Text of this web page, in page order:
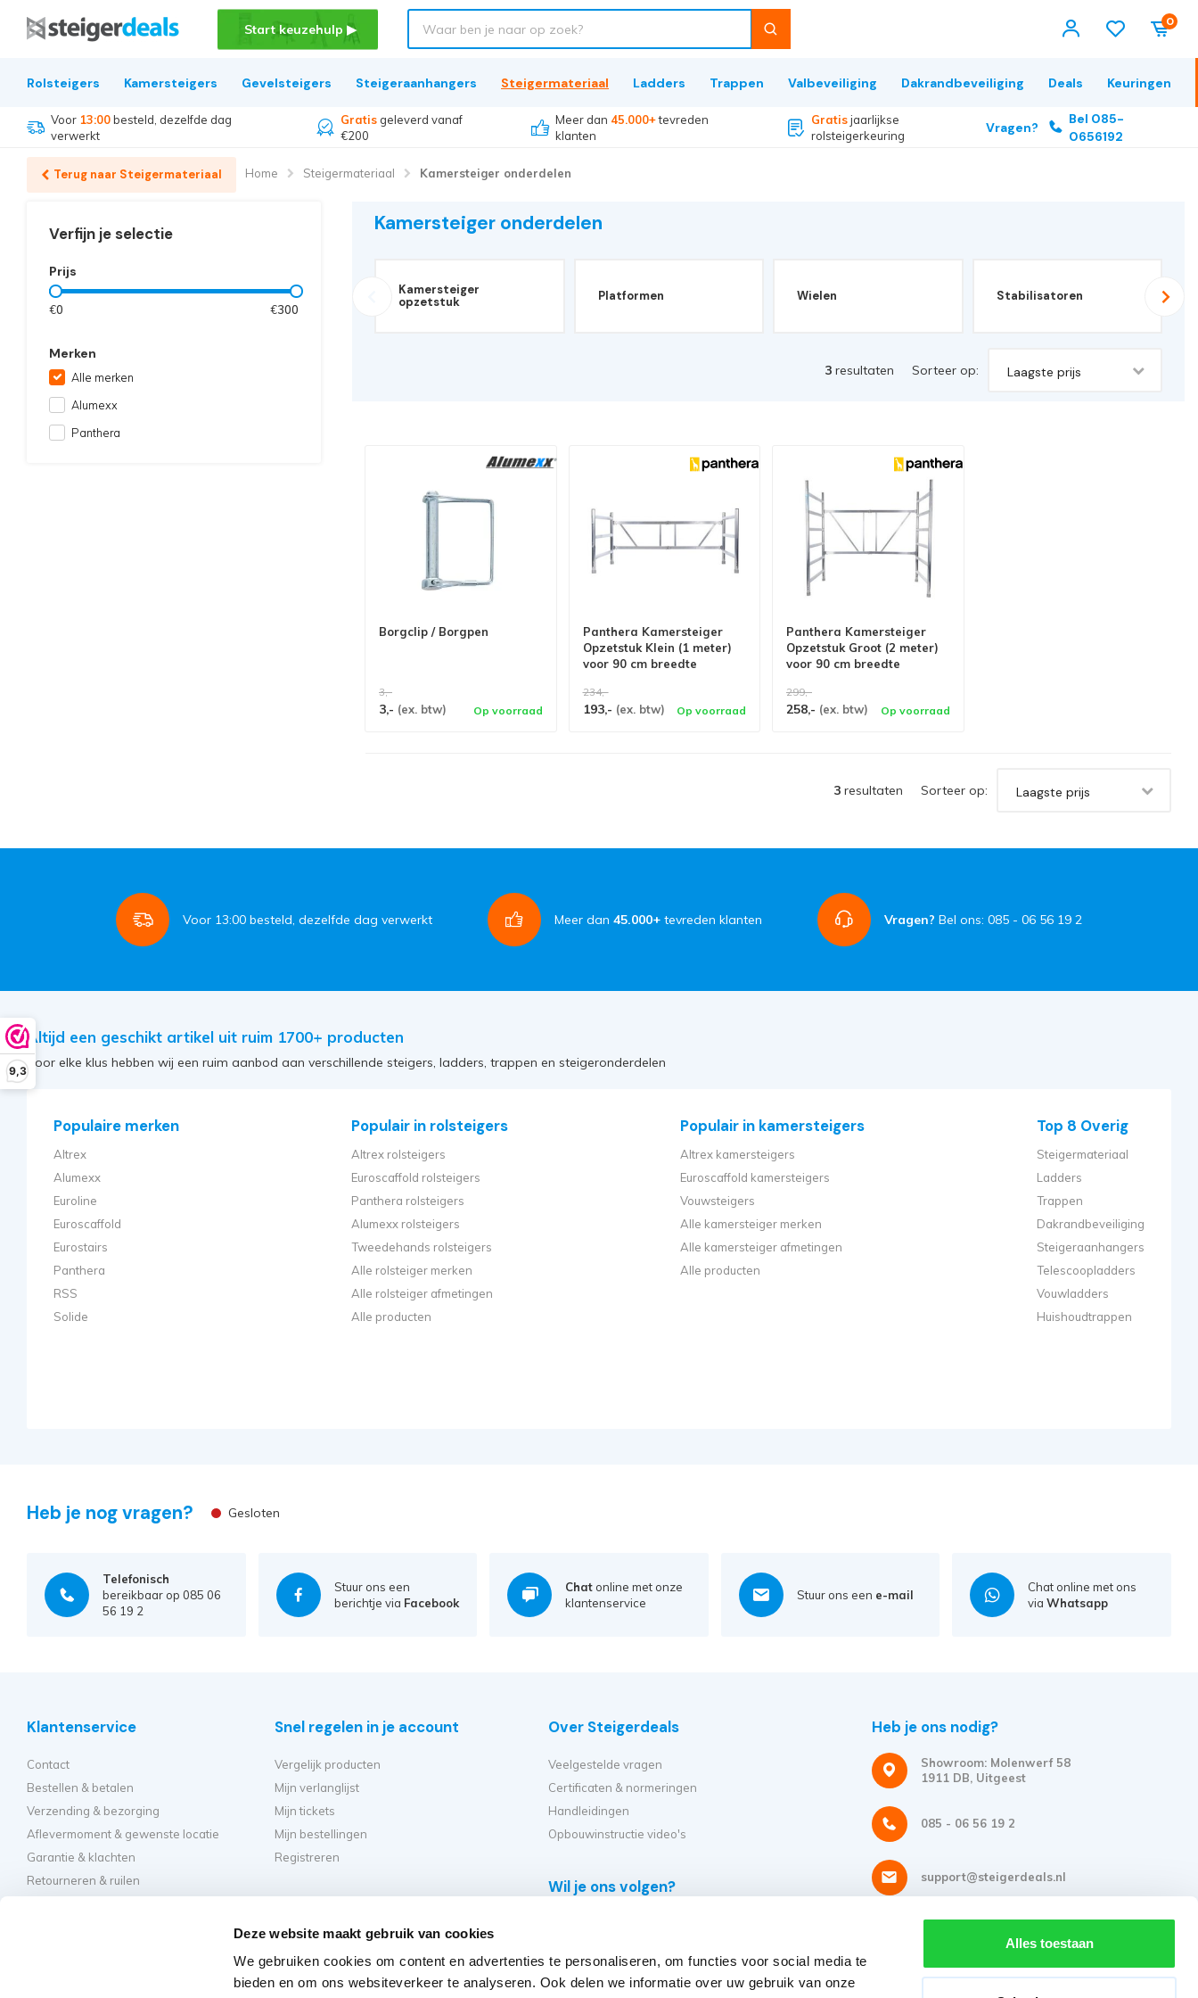
Deze website maakt gebruik van cookies
We gebruiken cookies om content en advertenties te personaliseren, om functies voor social media te
bieden en om ons websiteverkeer te analyseren. Ook delen we informatie over uw gebruik van onze
Alles toestaan
9,3
Start keuzehulp ▶ 0
Rolsteigers Kamersteigers Gevelsteigers Steigeraanhangers Steigermateriaal Ladders Trappen Valbeveiliging Dakrandbeveiliging Deals Keuringen
Voor 13:00besteld, dezelfde dag
verwerkt
Gratis geleverd vanaf
€200
Meer dan 45.000+tevreden
klanten
Gratisjaarlijkse
rolsteigerkeuring
Vragen?
Bel 085-
0656192
Terug naar Steigermateriaal Home Steigermateriaal Kamersteiger onderdelen
Verfijn je selectie
Prijs
€0 €300
Merken
Alle merken
Alumexx
Panthera
Kamersteiger onderdelen
Kamersteiger
opzetstuk
Platformen Wielen Stabilisatoren
3 resultaten Sorteer op: Laagste prijs
Borgclip / Borgpen
3,-
3,- (ex. btw) Op voorraad
Panthera Kamersteiger
Opzetstuk Klein (1 meter)
voor 90 cm breedte
234,-
193,- (ex. btw) Op voorraad
Panthera Kamersteiger
Opzetstuk Groot (2 meter)
voor 90 cm breedte
299,-
258,- (ex. btw) Op voorraad
3 resultaten Sorteer op: Laagste prijs
Voor 13:00 besteld, dezelfde dag verwerkt Meer dan 45.000+ tevreden klanten Vragen? Bel ons: 085 - 06 56 19 2
Altijd een geschikt artikel uit ruim 1700+ producten
Voor elke klus hebben wij een ruim aanbod aan verschillende steigers, ladders, trappen en steigeronderdelen
Populaire merken
Altrex
Alumexx
Euroline
Euroscaffold
Eurostairs
Panthera
RSS
Solide
Populair in rolsteigers
Altrex rolsteigers
Euroscaffold rolsteigers
Panthera rolsteigers
Alumexx rolsteigers
Tweedehands rolsteigers
Alle rolsteiger merken
Alle rolsteiger afmetingen
Alle producten
Populair in kamersteigers
Altrex kamersteigers
Euroscaffold kamersteigers
Vouwsteigers
Alle kamersteiger merken
Alle kamersteiger afmetingen
Alle producten
Top 8 Overig
Steigermateriaal
Ladders
Trappen
Dakrandbeveiliging
Steigeraanhangers
Telescoopladders
Vouwladders
Huishoudtrappen
Heb je nog vragen? Gesloten
Telefonisch
bereikbaar op 085 06
56 19 2
Stuur ons een
berichtje via Facebook
Chat online met onze
klantenservice
Stuur ons een e-mail
Chat online met ons
viaWhatsapp
Klantenservice
Contact
Bestellen & betalen
Verzending & bezorging
Aflevermoment & gewenste locatie
Garantie & klachten
Retourneren & ruilen
Snel regelen in je account
Vergelijk producten
Mijn verlanglijst
Mijn tickets
Mijn bestellingen
Registreren
Welke kamersteiger moet ik kopen?
Over Steigerdeals
Veelgestelde vragen
Certificaten & normeringen
Handleidingen
Opbouwinstructie video's
Wil je ons volgen?
Heb je ons nodig?
Showroom: Molenwerf 58
1911 DB, Uitgeest
085 - 06 56 19 2
support@steigerdeals.nl
Meld je aan voor onze nieuwsbrief
Ontvang de beste aanbiedingen en persoonlijk advies.